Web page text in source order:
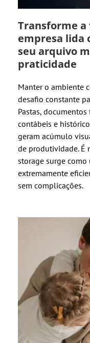
Transforme a
empresa lida
seu arquivo
praticidade
Manter o ambiente
desafio constante
Pastas,
contábeis e
geram acúmulo
de produtividade. É
storage surge como
extremamente
sem complicações.